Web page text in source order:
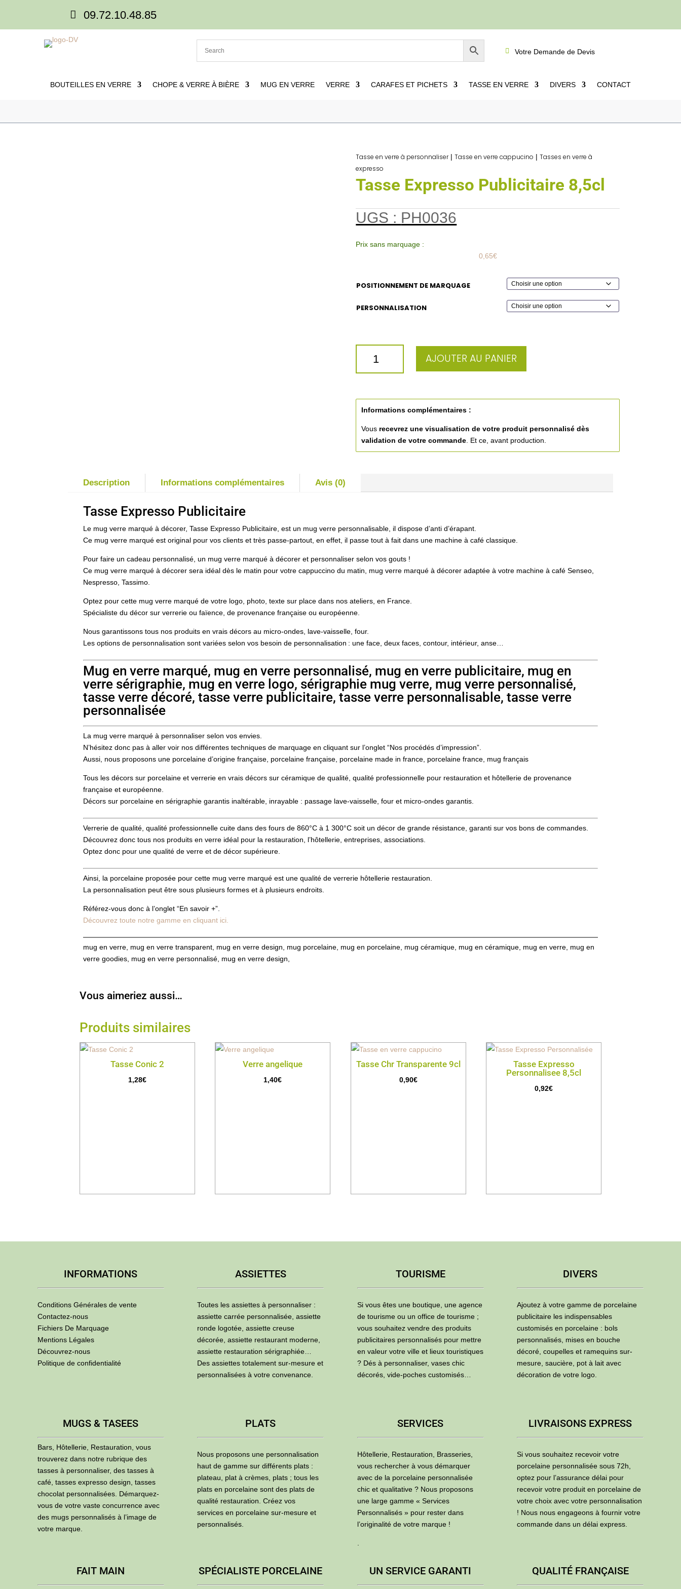
 09.72.10.48.85
 Votre Demande de Devis
BOUTEILLES EN VERRE CHOPE & VERRE À BIÈRE MUG EN VERRE VERRE CARAFES ET PICHETS TASSE EN VERRE DIVERS CONTACT
Tasse en verre à personnaliser|Tasse en verre cappucino |Tasses en verre à
expresso
Tasse Expresso Publicitaire 8,5cl
UGS : PH0036
Prix sans marquage :
0,65€
POSITIONNEMENT DE MARQUAGE
PERSONNALISATION
TASSE
8,5CL
AJOUTER AU PANIER
Informations complémentaires :
Vous recevrez une visualisation de votre produit personnalisé dès
validation de votre commande . Et ce, avant production.
Description Informations complémentaires Avis (0)
Tasse Expresso Publicitaire
Le mug verre marqué à décorer, Tasse Expresso Publicitaire, est un mug verre personnalisable, il dispose d’anti d’érapant.
Ce mug verre marqué est original pour vos clients et très passe-partout, en effet, il passe tout à fait dans une machine à café classique.
Pour faire un cadeau personnalisé, un mug verre marqué à décorer et personnaliser selon vos gouts !
Ce mug verre marqué à décorer sera idéal dès le matin pour votre cappuccino du matin, mug verre marqué à décorer adaptée à votre machine à café Senseo,
Nespresso, Tassimo.
Optez pour cette mug verre marqué de votre logo, photo, texte sur place dans nos ateliers, en France.
Spécialiste du décor sur verrerie ou faïence, de provenance française ou européenne.
Nous garantissons tous nos produits en vrais décors au micro-ondes, lave-vaisselle, four.
Les options de personnalisation sont variées selon vos besoin de personnalisation : une face, deux faces, contour, intérieur, anse…
Mug en verre marqué, mug en verre personnalisé, mug en verre publicitaire, mug en
verre sérigraphie, mug en verre logo, sérigraphie mug verre, mug verre personnalisé,
tasse verre décoré, tasse verre publicitaire, tasse verre personnalisable, tasse verre
personnalisée
La mug verre marqué à personnaliser selon vos envies.
N’hésitez donc pas à aller voir nos différentes techniques de marquage en cliquant sur l’onglet “Nos procédés d’impression”.
Aussi, nous proposons une porcelaine d’origine française, porcelaine française, porcelaine made in france, porcelaine france, mug français
Tous les décors sur porcelaine et verrerie en vrais décors sur céramique de qualité, qualité professionnelle pour restauration et hôtellerie de provenance
française et européenne.
Décors sur porcelaine en sérigraphie garantis inaltérable, inrayable : passage lave-vaisselle, four et micro-ondes garantis.
Verrerie de qualité, qualité professionnelle cuite dans des fours de 860°C à 1 300°C soit un décor de grande résistance, garanti sur vos bons de commandes.
Découvrez donc tous nos produits en verre idéal pour la restauration, l’hôtellerie, entreprises, associations.
Optez donc pour une qualité de verre et de décor supérieure.
Ainsi, la porcelaine proposée pour cette mug verre marqué est une qualité de verrerie hôtellerie restauration.
La personnalisation peut être sous plusieurs formes et à plusieurs endroits.
Référez-vous donc à l’onglet “En savoir +”.
Découvrez toute notre gamme en cliquant ici.
mug en verre, mug en verre transparent, mug en verre design, mug porcelaine, mug en porcelaine, mug céramique, mug en céramique, mug en verre, mug en
verre goodies, mug en verre personnalisé, mug en verre design,
Vous aimeriez aussi…
Produits similaires
Tasse Conic 2
1,28€
Verre angelique
1,40€
Tasse Chr Transparente 9cl
0,90€
Tasse Expresso
Personnalisee 8,5cl
0,92€
INFORMATIONS
Conditions Générales de vente
Contactez-nous
Fichiers De Marquage
Mentions Légales
Découvrez-nous
Politique de confidentialité
ASSIETTES
Toutes les assiettes à personnaliser :
assiette carrée personnalisée, assiette
ronde logotée, assiette creuse
décorée, assiette restaurant moderne,
assiette restauration sérigraphiée…
Des assiettes totalement sur-mesure et
personnalisées à votre convenance.
TOURISME
Si vous êtes une boutique, une agence
de tourisme ou un office de tourisme ;
vous souhaitez vendre des produits
publicitaires personnalisés pour mettre
en valeur votre ville et lieux touristiques
? Dés à personnaliser, vases chic
décorés, vide-poches customisés…
DIVERS
Ajoutez à votre gamme de porcelaine
publicitaire les indispensables
customisés en porcelaine : bols
personnalisés, mises en bouche
décoré, coupelles et ramequins sur-
mesure, saucière, pot à lait avec
décoration de votre logo.
MUGS & TASEES
Bars, Hôtellerie, Restauration, vous
trouverez dans notre rubrique des
tasses à personnaliser, des tasses à
café, tasses expresso design, tasses
chocolat personnalisées. Démarquez-
vous de votre vaste concurrence avec
des mugs personnalisés à l’image de
votre marque.
PLATS
Nous proposons une personnalisation
haut de gamme sur différents plats :
plateau, plat à crèmes, plats ; tous les
plats en porcelaine sont des plats de
qualité restauration. Créez vos
services en porcelaine sur-mesure et
personnalisés.
SERVICES
Hôtellerie, Restauration, Brasseries,
vous rechercher à vous démarquer
avec de la porcelaine personnalisée
chic et qualitative ? Nous proposons
une large gamme « Services
Personnalisés » pour rester dans
l’originalité de votre marque !
LIVRAISONS EXPRESS
Si vous souhaitez recevoir votre
porcelaine personnalisée sous 72h,
optez pour l’assurance délai pour
recevoir votre produit en porcelaine de
votre choix avec votre personnalisation
! Nous nous engageons à fournir votre
commande dans un délai express.
FAIT MAIN SPÉCIALISTE PORCELAINE UN SERVICE GARANTI QUALITÉ FRANÇAISE